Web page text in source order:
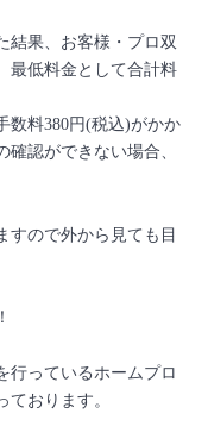
結果、お客様・プロ双
最低料金として合計料
数料380円(税込)がかか
認ができない場合、
すので外から見ても目
行っているホームプロ
おります。